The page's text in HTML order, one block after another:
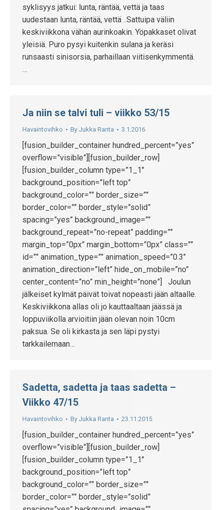
syklisyys jatkui: lunta, räntää, vettä ja taas
uudestaan lunta, räntää, vettä ..Sattuipa väliin
keskiviikkona vähän aurinkoakin. Yöpakkaset olivat
yleisiä. Puro pysyi kuitenkin sulana ja keräsi
runsaasti sinisorsia, parhaillaan viitisenkymmentä.
…
Ja niin se talvi tuli – viikko 53/15
Havaintovihko By Jukka Ranta 3.1.2016
[fusion_builder_container hundred_percent=”yes”
overflow=”visible”][fusion_builder_row]
[fusion_builder_column type=”1_1″
background_position=”left top”
background_color=”” border_size=””
border_color=”” border_style=”solid”
spacing=”yes” background_image=””
background_repeat=”no-repeat” padding=””
margin_top=”0px” margin_bottom=”0px” class=””
id=”” animation_type=”” animation_speed=”0.3″
animation_direction=”left” hide_on_mobile=”no”
center_content=”no” min_height=”none”] Joulun
jälkeiset kylmät päivät toivat nopeasti jään altaalle.
Keskiviikkona allas oli jo kauttaaltaan jäässä ja
loppuviikolla arvioitiin jään olevan noin 10cm
paksua. Se oli kirkasta ja sen läpi pystyi
tarkkailemaan…
Sadetta, sadetta ja taas sadetta –
Viikko 47/15
Havaintovihko By Jukka Ranta 23.11.2015
[fusion_builder_container hundred_percent=”yes”
overflow=”visible”][fusion_builder_row]
[fusion_builder_column type=”1_1″
background_position=”left top”
background_color=”” border_size=””
border_color=”” border_style=”solid”